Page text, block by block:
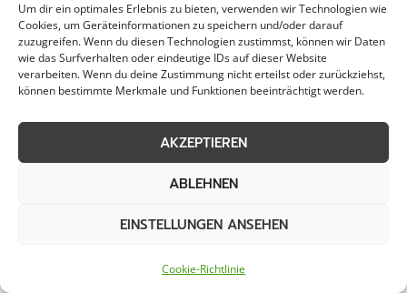
Um dir ein optimales Erlebnis zu bieten, verwenden wir Technologien wie
Cookies, um Geräteinformationen zu speichern und/oder darauf
zuzugreifen. Wenn du diesen Technologien zustimmst, können wir Daten
wie das Surfverhalten oder eindeutige IDs auf dieser Website
verarbeiten. Wenn du deine Zustimmung nicht erteilst oder zurückziehst,
können bestimmte Merkmale und Funktionen beeinträchtigt werden.
AKZEPTIEREN
ABLEHNEN
EINSTELLUNGEN ANSEHEN
Cookie-Richtlinie
Besonders in urbanen Gebieten wie
Meinerzhagen ist die Unkrautentfernung auf
öffentlichen Plätzen und Gehwegen von großer
Bedeutung. Durch die fachgerechte
Behandlung von Grünflächen wird nicht nur
das Stadtbild positiv beeinflusst, sondern auch
die Verkehrssicherheit erhöht. Mit Blick auf das
Jahr 2025 wird erwartet, dass der Fokus auf
Methoden zur Unkrautbekämpfung weiter